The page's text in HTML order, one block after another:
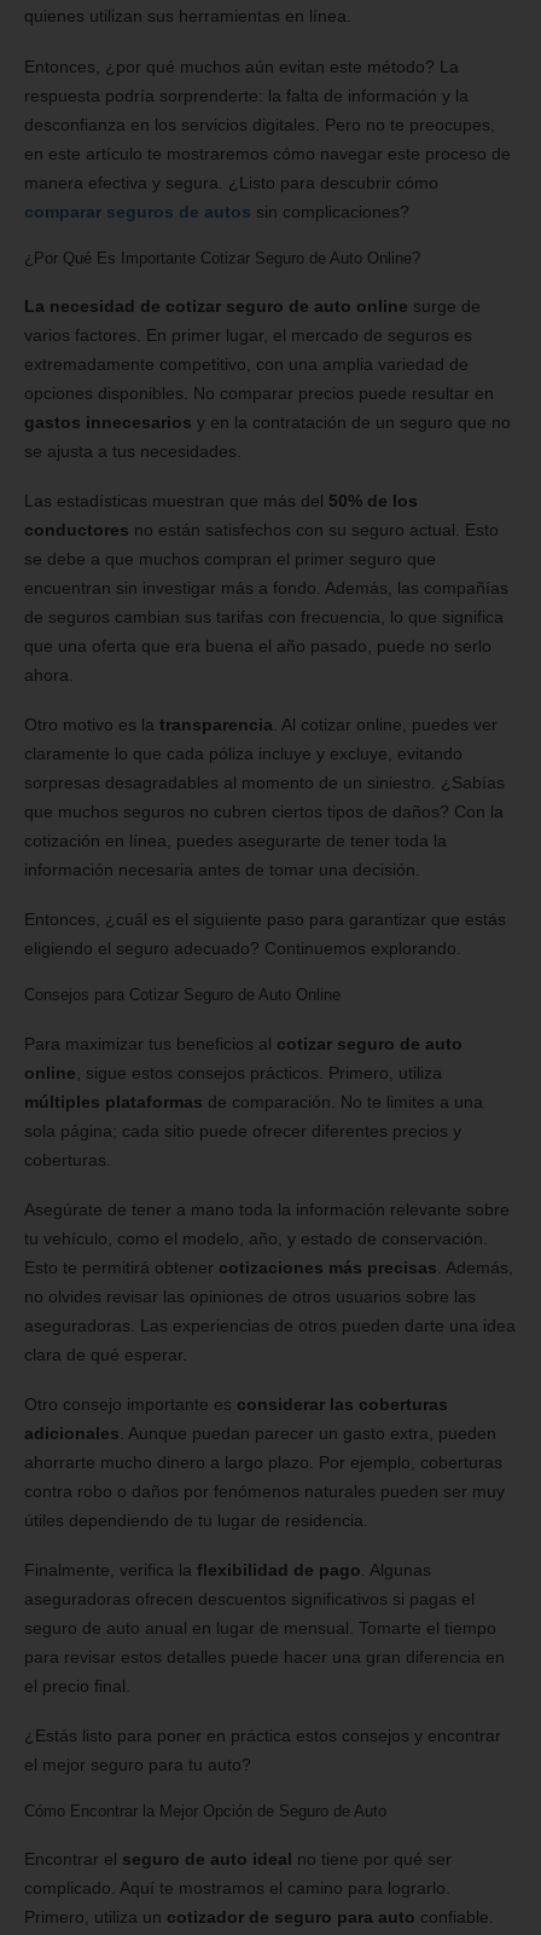
quienes utilizan sus herramientas en línea.
Entonces, ¿por qué muchos aún evitan este método? La
respuesta podría sorprenderte: la falta de información y la
desconfianza en los servicios digitales. Pero no te preocupes,
en este artículo te mostraremos cómo navegar este proceso de
manera efectiva y segura. ¿Listo para descubrir cómo
comparar seguros de autos sin complicaciones?
¿Por Qué Es Importante Cotizar Seguro de Auto Online?
La necesidad de cotizar seguro de auto online surge de
varios factores. En primer lugar, el mercado de seguros es
extremadamente competitivo, con una amplia variedad de
opciones disponibles. No comparar precios puede resultar en
gastos innecesarios y en la contratación de un seguro que no
se ajusta a tus necesidades.
Las estadísticas muestran que más del 50% de los
conductores no están satisfechos con su seguro actual. Esto
se debe a que muchos compran el primer seguro que
encuentran sin investigar más a fondo. Además, las compañías
de seguros cambian sus tarifas con frecuencia, lo que significa
que una oferta que era buena el año pasado, puede no serlo
ahora.
Otro motivo es la transparencia . Al cotizar online, puedes ver
claramente lo que cada póliza incluye y excluye, evitando
sorpresas desagradables al momento de un siniestro. ¿Sabías
que muchos seguros no cubren ciertos tipos de daños? Con la
cotización en línea, puedes asegurarte de tener toda la
información necesaria antes de tomar una decisión.
Entonces, ¿cuál es el siguiente paso para garantizar que estás
eligiendo el seguro adecuado? Continuemos explorando.
Consejos para Cotizar Seguro de Auto Online
Para maximizar tus beneficios al cotizar seguro de auto
online , sigue estos consejos prácticos. Primero, utiliza
múltiples plataformas de comparación. No te limites a una
sola página; cada sitio puede ofrecer diferentes precios y
coberturas.
Asegúrate de tener a mano toda la información relevante sobre
tu vehículo, como el modelo, año, y estado de conservación.
Esto te permitirá obtener cotizaciones más precisas . Además,
no olvides revisar las opiniones de otros usuarios sobre las
aseguradoras. Las experiencias de otros pueden darte una idea
clara de qué esperar.
Otro consejo importante es considerar las coberturas
adicionales . Aunque puedan parecer un gasto extra, pueden
ahorrarte mucho dinero a largo plazo. Por ejemplo, coberturas
contra robo o daños por fenómenos naturales pueden ser muy
útiles dependiendo de tu lugar de residencia.
Finalmente, verifica la flexibilidad de pago . Algunas
aseguradoras ofrecen descuentos significativos si pagas el
seguro de auto anual en lugar de mensual. Tomarte el tiempo
para revisar estos detalles puede hacer una gran diferencia en
el precio final.
¿Estás listo para poner en práctica estos consejos y encontrar
el mejor seguro para tu auto?
Cómo Encontrar la Mejor Opción de Seguro de Auto
Encontrar el seguro de auto ideal no tiene por qué ser
complicado. Aquí te mostramos el camino para lograrlo.
Primero, utiliza un cotizador de seguro para auto confiable.